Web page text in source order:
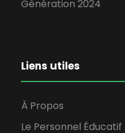
Génération 2024
Liens utiles
À Propos
Le Personnel Éducatif